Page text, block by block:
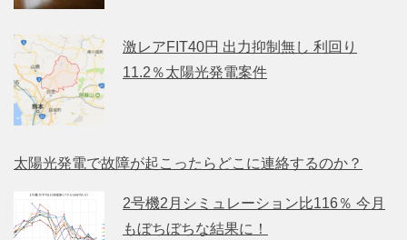
激レアFIT40円 出力抑制無し 利回り
11.2％太陽光発電案件
太陽光発電で故障が起こったらどこに連絡するのか？
2号機2月シミュレーション比116％ 今月
もぼちぼちな結果に！